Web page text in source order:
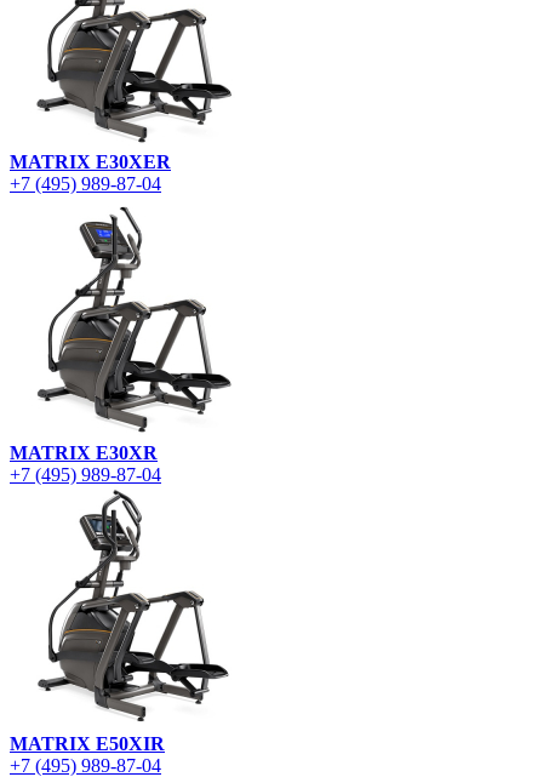
MATRIX E30XER
+7 (495) 989-87-04
MATRIX E30XR
+7 (495) 989-87-04
MATRIX E50XIR
+7 (495) 989-87-04